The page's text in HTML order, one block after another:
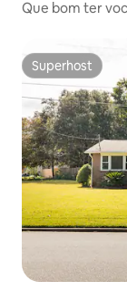
Que bom ter
Superhost
Superhost